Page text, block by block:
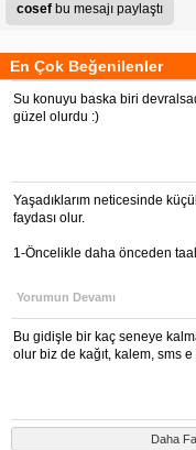
cosef bu mesajı paylaştı
En Çok Beğenilenler
Su konuyu baska biri
güzel olurdu :)
Yaşadıklarım neticesinde
faydası olur.
1-Öncelikle daha önceden
Yorumun Devamı
Bu gidişle bir kaç seneye
olur biz de kağıt, kalem, sms
Daha